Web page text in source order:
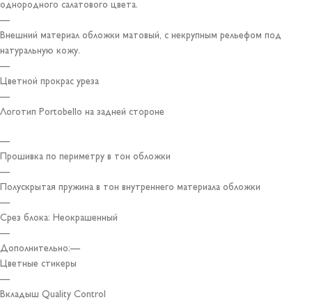
однородного салатового цвета.
—
Внешний материал обложки матовый, с некрупным рельефом под
натуральную кожу.
—
Цветной прокрас уреза
—
Логотип Portobello на задней стороне
—
Прошивка по периметру в тон обложки
—
Полускрытая пружина в тон внутреннего материала обложки
—
Срез блока: Неокрашенный
—
Дополнительно:—
Цветные стикеры
—
Вкладыш Quality Control